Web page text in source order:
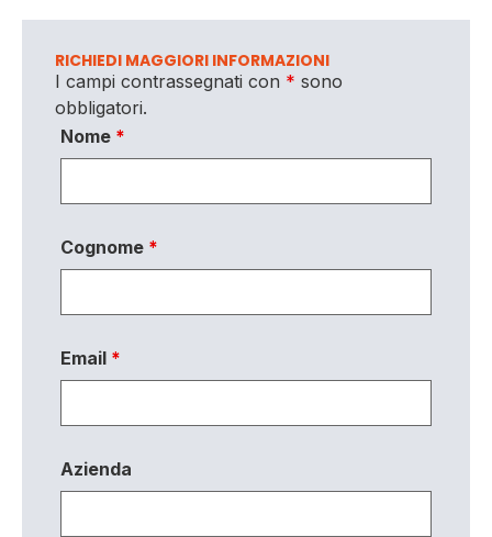
RICHIEDI MAGGIORI INFORMAZIONI
I campi contrassegnati con * sono
obbligatori.
Nome *
Cognome *
Email *
Azienda